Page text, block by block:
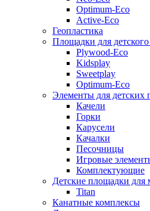
Оptimum-Еco
Active-Eco
Геопластика
Площадки для детского
Plywood-Eco
Kidsplay
Sweetplay
Оptimum-Еco
Элементы для детских
Качели
Горки
Карусели
Качалки
Песочницы
Игровые
Комплектующие
Детские площадки
Titan
Канатные комплексы